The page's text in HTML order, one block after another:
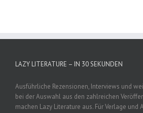
LAZY LITERATURE – IN 30 SEKUNDEN
Ausführliche Rezensionen, Interviews und
bei der Auswahl aus den zahlreichen
machen Lazy Literature aus. Für Verlage und